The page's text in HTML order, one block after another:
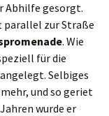
Abhilfe gesorgt.
parallel zur Straße
. Wie
für die
angelegt. Selbiges
und so geriet
wurde er